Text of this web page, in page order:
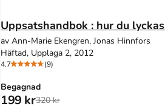
Uppsatshandbok : hur du
av Ann-Marie Ekengren, Jonas Hinnfors
Häftad, Upplaga 2, 2012
4.7 (9)
Begagnad
199 kr320 kr